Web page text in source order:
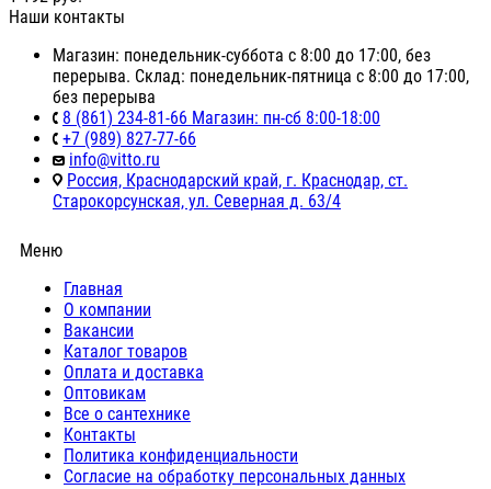
Наши контакты
Магазин: понедельник-суббота с 8:00 до 17:00, без
перерыва. Склад: понедельник-пятница с 8:00 до 17:00,
без перерыва
8 (861) 234-81-66 Магазин: пн-сб 8:00-18:00
+7 (989) 827-77-66
info@vitto.ru
Россия, Краснодарский край, г. Краснодар, ст.
Старокорсунская, ул. Северная д. 63/4
Меню
Главная
О компании
Вакансии
Каталог товаров
Оплата и доставка
Оптовикам
Все о сантехнике
Контакты
Политика конфиденциальности
Согласие на обработку персональных данных